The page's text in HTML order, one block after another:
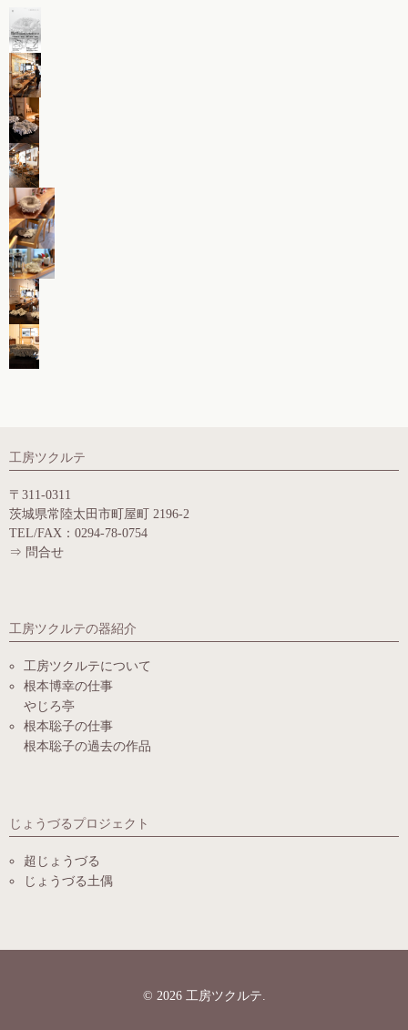
工房ツクルテ
〒311-0311
茨城県常陸太田市町屋町 2196-2
TEL/FAX：0294-78-0754
⇒ 問合せ
工房ツクルテの器紹介
工房ツクルテについて
根本博幸の仕事
やじろ亭
根本聡子の仕事
根本聡子の過去の作品
じょうづるプロジェクト
超じょうづる
じょうづる土偶
© 2026 工房ツクルテ.